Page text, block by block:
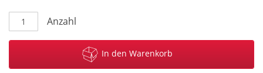
Anzahl
In den Warenkorb